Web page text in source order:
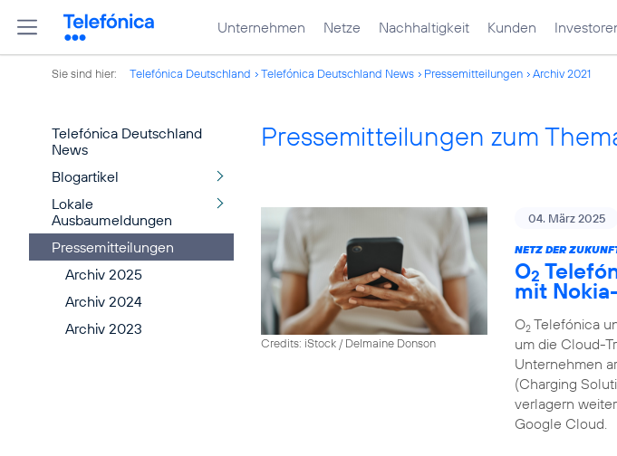
Unternehmen Netze Nachhaltigkeit Kunden
Sie sind hier: Telefónica Deutschland Telefónica Deutschland News Pressemitteilungen Archiv 2021
Telefónica Deutschland
News
Blogartikel
Lokale
Ausbaumeldungen
Pressemitteilungen
Archiv 2025
Archiv 2024
Archiv 2023
Pressemitteilungen zum
Credits: iStock / Delmaine Donson
04. März 2025
NETZ DER
O2
mit
O2 Telefónica
um die Cloud-
Unternehmen
(Charging
verlagern
Google Cloud.